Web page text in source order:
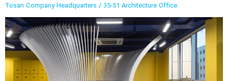
Tosan Company Headquarters / 35-51 Architecture Office